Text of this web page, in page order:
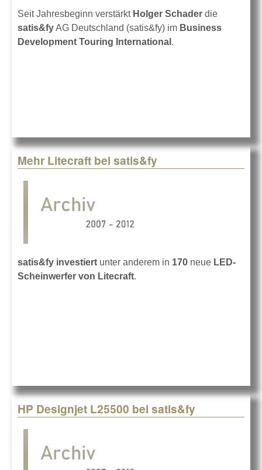
Seit Jahresbeginn verstärktHolger Schader die
satis&fyAG Deutschland (satis&fy) im Business
Development Touring International .
Mehr Litecraft bei satis&fy
satis&fy investiert unter anderem in 170 neue LED-
Scheinwerfer von Litecraft.
HP Designjet L25500 bei satis&fy